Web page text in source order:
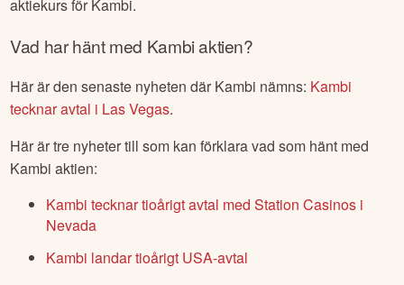
aktiekurs för Kambi.
Vad har hänt med Kambiaktien?
Här är den senaste nyheten där Kambi nämns: Kambi
tecknar avtal i Las Vegas.
Här är tre nyheter till som kan förklara vad som hänt med
Kambi aktien:
Kambi tecknar tioårigt avtal med Station Casinos i
Nevada
Kambi landar tioårigt USA-avtal